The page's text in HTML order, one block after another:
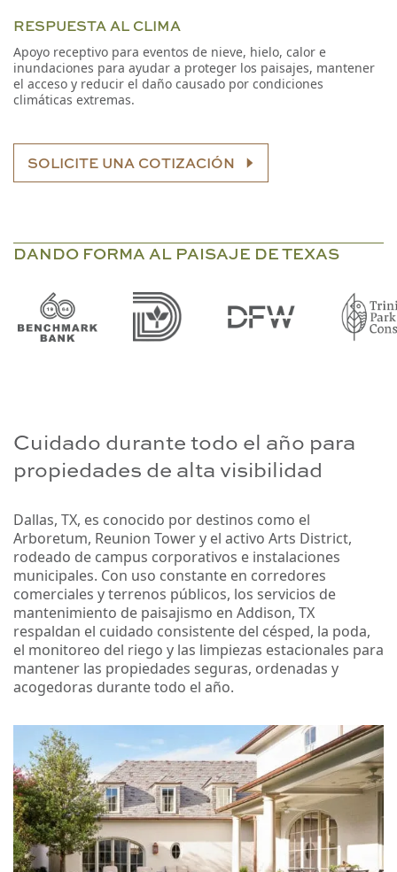
RESPUESTA AL CLIMA
Apoyo receptivo para eventos de nieve, hielo, calor e
inundaciones para ayudar a proteger los paisajes, mantener
el acceso y reducir el daño causado por condiciones
climáticas extremas.
SOLICITE UNA COTIZACIÓN
DANDO FORMA AL PAISAJE DE TEXAS
Cuidado durante todo el año para
propiedades de alta visibilidad
Dallas, TX, es conocido por destinos como el
Arboretum, Reunion Tower y el activo Arts District,
rodeado de campus corporativos e instalaciones
municipales. Con uso constante en corredores
comerciales y terrenos públicos, los servicios de
mantenimiento de paisajismo en Addison, TX
respaldan el cuidado consistente del césped, la poda,
el monitoreo del riego y las limpiezas estacionales para
mantener las propiedades seguras, ordenadas y
acogedoras durante todo el año.